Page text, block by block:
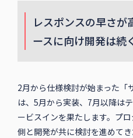
レスポンスの早さが
ースに向け開発は続
2月から仕様検討が始まった「
は、5月から実装、7月以降は
ービスインを果たします。プ
側と開発が共に検討を進めて